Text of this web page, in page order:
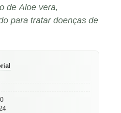
de Aloe vera,
para tratar doenças de